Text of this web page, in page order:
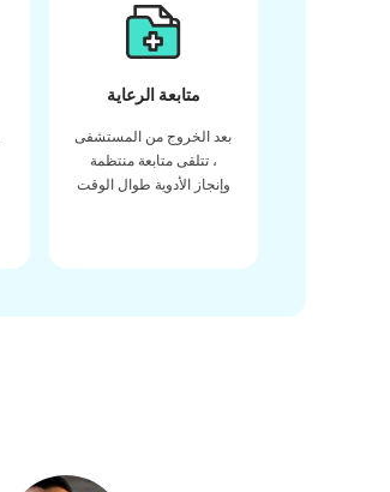
متابعة الرعاية
بعد الخروج من المستشفى
، تتلقى متابعة منتظمة
وإنجاز الأدوية طوال الوقت